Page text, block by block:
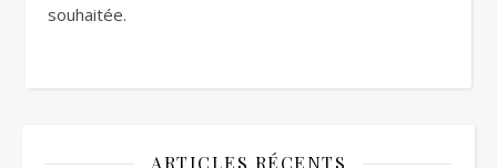
souhaitée.
ARTICLES RÉCENTS